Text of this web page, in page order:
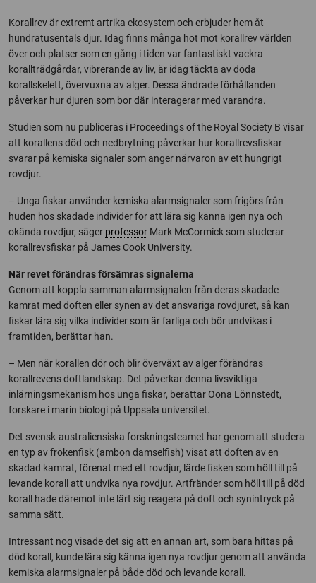
Korallrev är extremt artrika ekosystem och erbjuder hem åt
hundratusentals djur. Idag finns många hot mot korallrev världen
över och platser som en gång i tiden var fantastiskt vackra
korallträdgårdar, vibrerande av liv, är idag täckta av döda
korallskelett, övervuxna av alger. Dessa ändrade förhållanden
påverkar hur djuren som bor där interagerar med varandra.
Studien som nu publiceras i Proceedings of the Royal Society B visar
att korallens död och nedbrytning påverkar hur korallrevsfiskar
svarar på kemiska signaler som anger närvaron av ett hungrigt
rovdjur.
– Unga fiskar använder kemiska alarmsignaler som frigörs från
huden hos skadade individer för att lära sig känna igen nya och
okända rovdjur, säger professor Mark McCormick som studerar
korallrevsfiskar på James Cook University.
När revet förändras försämras signalerna
Genom att koppla samman alarmsignalen från deras skadade
kamrat med doften eller synen av det ansvariga rovdjuret, så kan
fiskar lära sig vilka individer som är farliga och bör undvikas i
framtiden, berättar han.
– Men när korallen dör och blir överväxt av alger förändras
korallrevens doftlandskap. Det påverkar denna livsviktiga
inlärningsmekanism hos unga fiskar, berättar Oona Lönnstedt,
forskare i marin biologi på Uppsala universitet.
Det svensk-australiensiska forskningsteamet har genom att studera
en typ av frökenfisk (ambon damselfish) visat att doften av en
skadad kamrat, förenat med ett rovdjur, lärde fisken som höll till på
levande korall att undvika nya rovdjur. Artfränder som höll till på död
korall hade däremot inte lärt sig reagera på doft och synintryck på
samma sätt.
Intressant nog visade det sig att en annan art, som bara hittas på
död korall, kunde lära sig känna igen nya rovdjur genom att använda
kemiska alarmsignaler på både död och levande korall.